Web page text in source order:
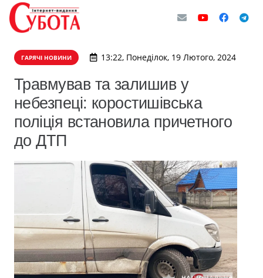
ГАРЯЧІ НОВИНИ 13:22, Понеділок, 19 Лютого, 2024
Травмував та залишив у
небезпеці: коростишівська
поліція встановила причетного
до ДТП